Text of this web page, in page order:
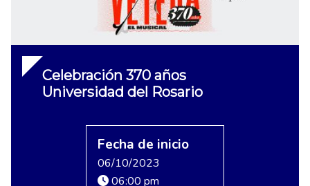
Celebración 370 años
Universidad del Rosario
Fecha de inicio
06/10/2023
06:00 pm